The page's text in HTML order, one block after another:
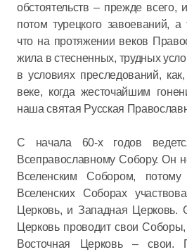
обстоятельств – прежде всего,
потом турецкого завоеваний, а
что на протяжении веков
жила в стесненных, трудных
в условиях преследований,
веке, когда жесточайшим
наша святая Русская
С начала 60-х годов
Всеправославному Собору. Он
Вселенским Собором,
Вселенских Соборах
Церковь, и Западная Церковь.
Церковь проводит свои
Восточная Церковь –